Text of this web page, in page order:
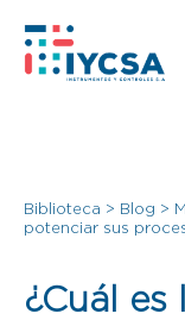
Biblioteca > Blog >
potenciar sus
¿Cuál